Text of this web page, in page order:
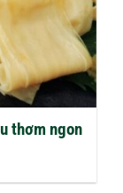
thơm ngon